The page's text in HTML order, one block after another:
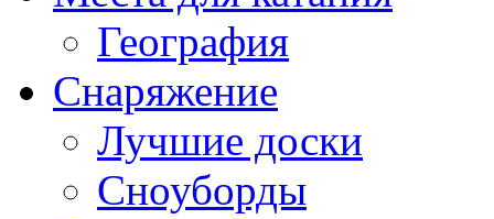
География
Снаряжение
Лучшие доски
Сноуборды